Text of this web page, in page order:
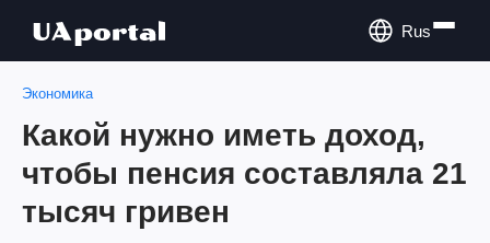
Rus
Экономика
Какой нужно иметь доход,
чтобы пенсия составляла 21
тысяч гривен